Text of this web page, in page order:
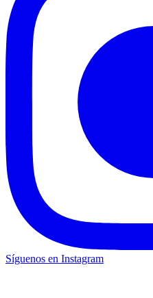
Síguenos en Instagram